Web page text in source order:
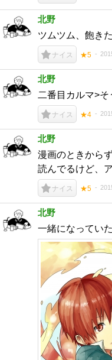
北野
ツムツム、飽き
ナイス ★5
北野
二番目カルマ>
ナイス ★4
北野
漫画のときから
読んでるけど、
ナイス ★5
北野
一緒になってい